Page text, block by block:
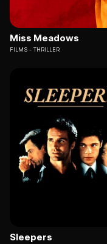
Miss Meadows
FILMS THRILLER
Sleepers